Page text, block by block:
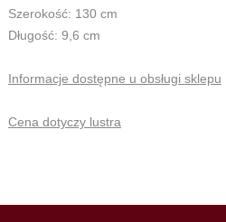
Szerokość: 130 cm
Długość: 9,6 cm
Informacje dostępne u obsługi sklepu
Cena dotyczy lustra